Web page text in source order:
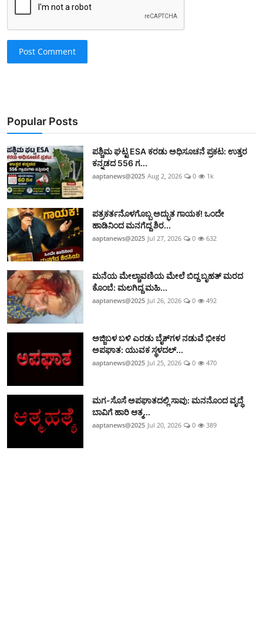
Post Comment
Popular Posts
ಪಶ್ಚಿಮ ಘಟ್ಟ ESA ಕರಡು ಅಧಿಸೂಚನೆ ಪ್ರಕಟ: ಉತ್ತರ
ಕನ್ನಡದ 556 ಗ...
aaptanews@2025 Aug 2, 2026 0 1k
ಪತ್ರಕರ್ತನೊಳಗೊಬ್ಬ ಅದ್ಭುತ ಗಾಯಕ! ಒಂದೇ
ಹಾಡಿನಿಂದ ಮನಗೆದ್ದ ಶಿರ...
aaptanews@2025 Jul 27, 2026 0 632
ಮನೆಯ ಮೇಲ್ಚಾವಣಿಯ ಮೇಲೆ ಬಿದ್ದ ಬೃಹತ್ ಮರದ
ಕೊಂಬೆ: ಮಲಗಿದ್ದ ಮಹಿ...
aaptanews@2025 Jul 26, 2026 0 492
ಅಜ್ಜಿಬಳ ಬಳಿ ಎರಡು ಬೈಕ್‌ಗಳ ನಡುವೆ ಭೀಕರ
ಅಪಘಾತ: ಯುವಕ ಸ್ಥಳದಲ್...
aaptanews@2025 Jul 25, 2026 0 470
ಮಗ-ಸೊಸೆ ಅಪಘಾತದಲ್ಲಿ ಸಾವು: ಮನನೊಂದ ವೃದ್ಧೆ
ಬಾವಿಗೆ ಹಾರಿ ಆತ್ಮ...
aaptanews@2025 Jul 20, 2026 0 389